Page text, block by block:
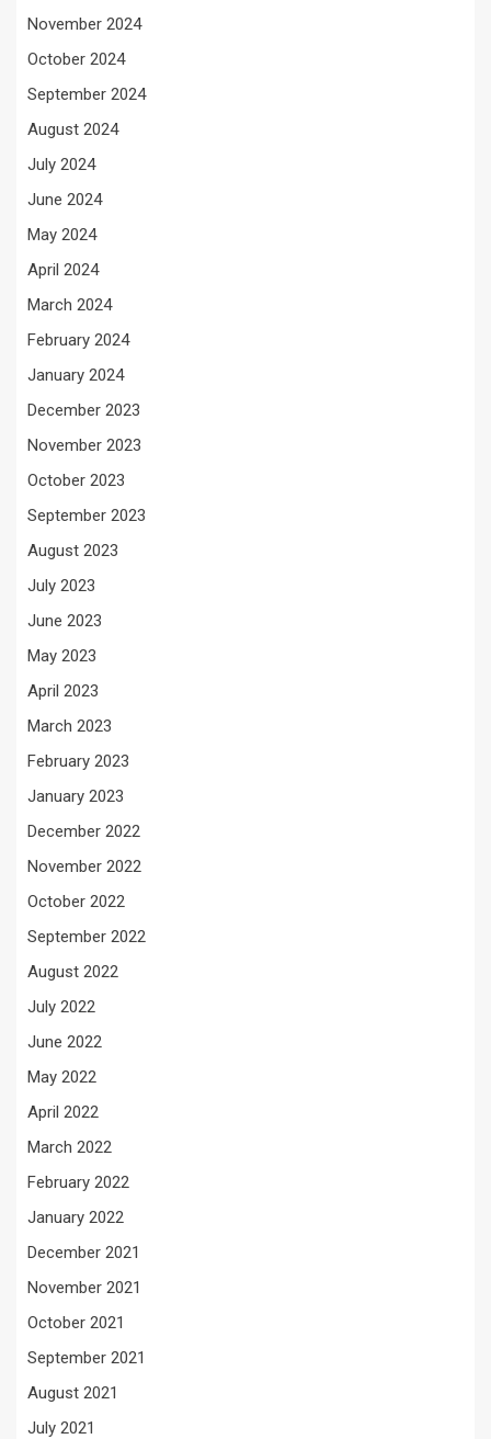
November 2024
October 2024
September 2024
August 2024
July 2024
June 2024
May 2024
April 2024
March 2024
February 2024
January 2024
December 2023
November 2023
October 2023
September 2023
August 2023
July 2023
June 2023
May 2023
April 2023
March 2023
February 2023
January 2023
December 2022
November 2022
October 2022
September 2022
August 2022
July 2022
June 2022
May 2022
April 2022
March 2022
February 2022
January 2022
December 2021
November 2021
October 2021
September 2021
August 2021
July 2021